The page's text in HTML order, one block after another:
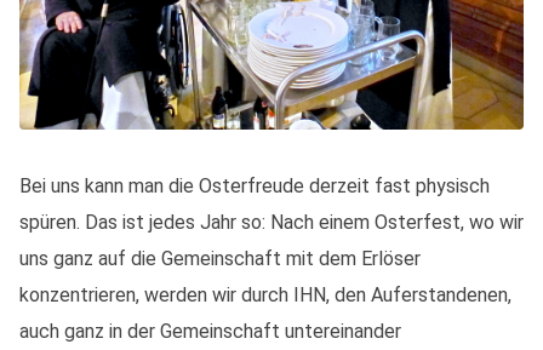
Bei uns kann man die Osterfreude derzeit fast physisch
spüren. Das ist jedes Jahr so: Nach einem Osterfest, wo wir
uns ganz auf die Gemeinschaft mit dem Erlöser
konzentrieren, werden wir durch IHN, den Auferstandenen,
auch ganz in der Gemeinschaft untereinander